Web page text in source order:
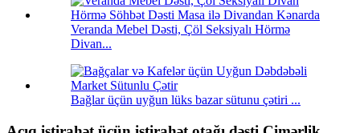
Veranda Mebel Dəsti, Çöl Seksiyalı Hörmə
Divan...
Bağlar üçün uyğun lüks bazar sütunu çətiri ...